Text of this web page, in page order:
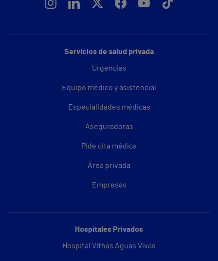
Servicios de salud privada
Urgencias
Equipo médico y asistencial
Especialidades médicas
Aseguradoras
Pide cita médica
Área privada
Empresas
Hospitales Privados
Hospital Vithas Aguas Vivas